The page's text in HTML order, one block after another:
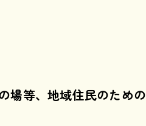
場等、地域住民のための